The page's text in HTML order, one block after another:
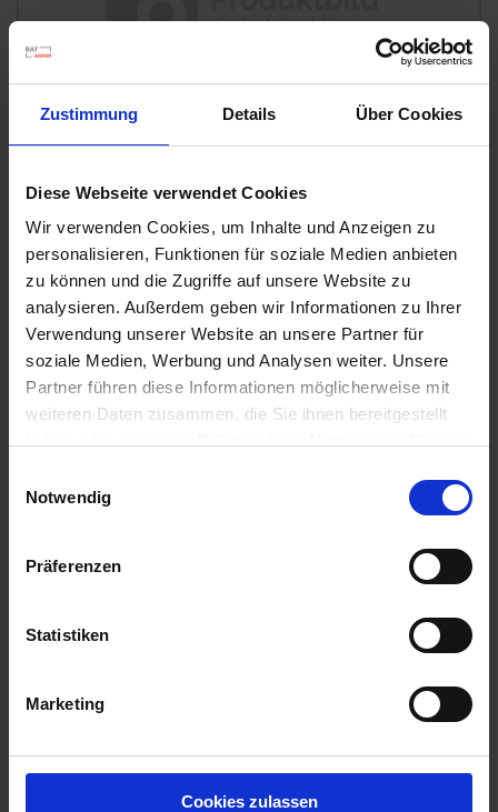
Zustimmung Details Über Cookies
Diese Webseite verwendet Cookies
Wir verwenden Cookies, um Inhalte und Anzeigen zu
personalisieren, Funktionen für soziale Medien anbieten
zu können und die Zugriffe auf unsere Website zu
analysieren. Außerdem geben wir Informationen zu Ihrer
Verwendung unserer Website an unsere Partner für
soziale Medien, Werbung und Analysen weiter. Unsere
Partner führen diese Informationen möglicherweise mit
weiteren Daten zusammen, die Sie ihnen bereitgestellt
Notwendig
Präferenzen
Statistiken
Marketing
Cookies zulassen
Substral Herbst-Rasendünger
Artikel-Nr.: 7000790-06-cfg
Ähnliche Produkte